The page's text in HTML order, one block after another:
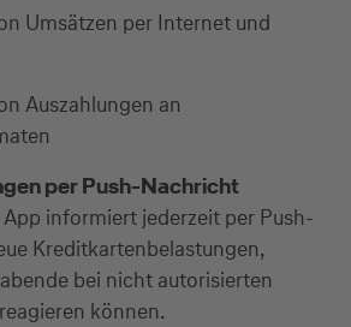
Umsätzen per Internet und
Auszahlungen an
per Push-Nachricht
informiert jederzeit per Push-
Kreditkartenbelastungen,
bei nicht autorisierten
können.